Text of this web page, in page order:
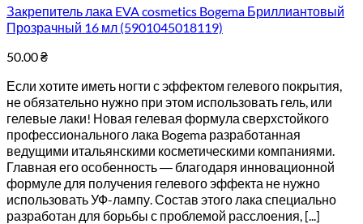
Закрепитель лака EVA cosmetics Bogema Бриллиантовый
Прозрачный 16 мл (5901045018119)
50.00₴
Если хотите иметь ногти с эффектом гелевого покрытия,
не обязательно нужно при этом использовать гель, или
гелевые лаки! Новая гелевая формула сверхстойкого
профессионального лака Bogema разработанная
ведущими итальянскими косметическими компаниями.
Главная его особенность ― благодаря инновационной
формуле для получения гелевого эффекта не нужно
использовать УФ-лампу. Состав этого лака специально
разработан для борьбы с проблемой расслоения, [...]